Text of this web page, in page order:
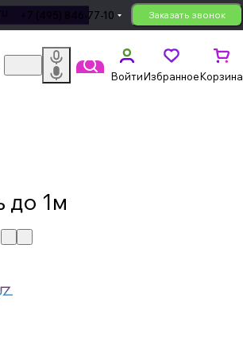
+7 (495) 846-77-10 Заказать звонок
ВойтиИзбранноеКорзина
до 1м